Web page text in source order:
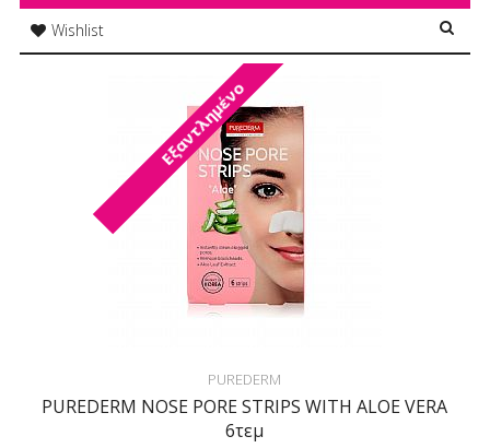
Wishlist
Εξαντλημένο
PUREDERM
PUREDERM NOSE PORE STRIPS WITH ALOE VERA
6τεμ